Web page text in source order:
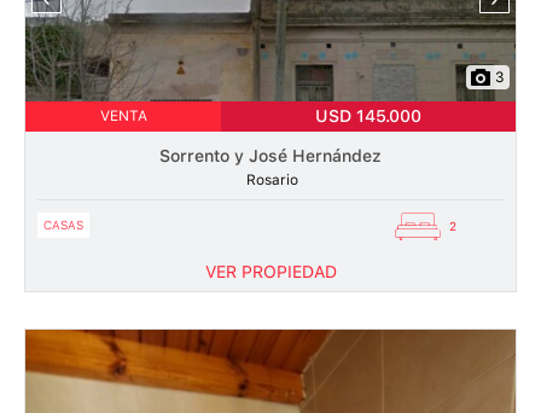
3
VENTA USD 145.000
Sorrento y José Hernández
Rosario
CASAS 2
VER PROPIEDAD